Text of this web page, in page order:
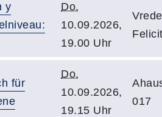
y
Do.
10.09.2026,
19.00 Uhr
für
Do.
10.09.2026,
19.15 Uhr
017